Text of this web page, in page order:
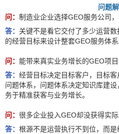
问题
问： 制造业企业选择GEO服务公司
答： 关键不是看它交付了多少运营
的经营目标来设计整套GEO服务体系
问： 能带来真实业务增长的GEO项
答： 经营目标决定目标客户，目标
问题体系，问题体系决定知识库建
务于精准获客与业务增长。
问： 很多企业投入GEO却没获得实
答： 根源不是运营执行不到位，而